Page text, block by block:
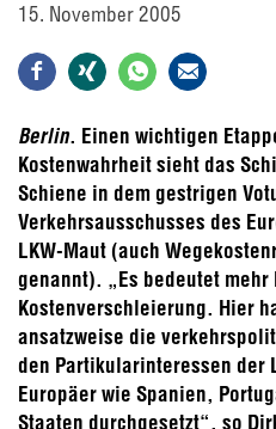
15. November 2005
Berlin. Einen wichtigen
Kostenwahrheit sieht das
Schiene in dem gestrigen
Verkehrsausschusses des
LKW-Maut (auch
genannt). „Es bedeutet
Kostenverschleierung. Hier
ansatzweise die
den Partikularinteressen der
Europäer wie Spanien,
Staaten durchgesetzt“, so